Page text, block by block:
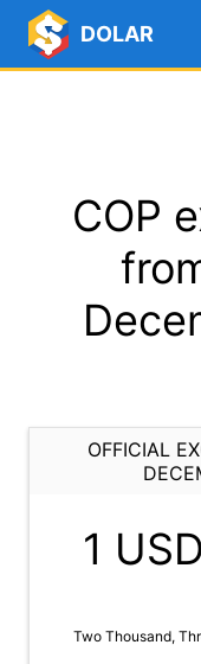
DOLAR
COP
OFFICIAL
1
Two Thousand,